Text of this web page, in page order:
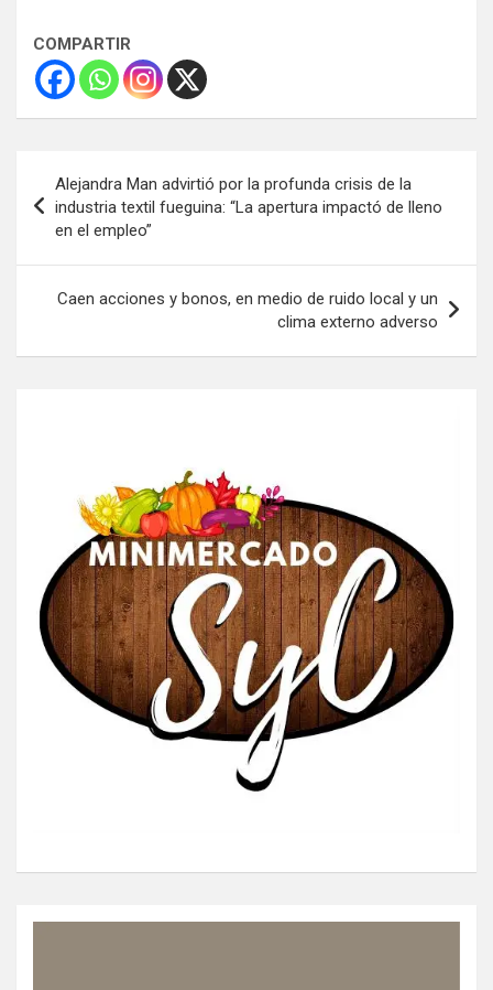
COMPARTIR
de
entradas
Alejandra Man advirtió por la profunda crisis de la
industria textil fueguina: “La apertura impactó de lleno
en el empleo”
Caen acciones y bonos, en medio de ruido local y un
clima externo adverso